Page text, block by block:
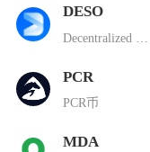
DESO
PCR
PCR币
MDA